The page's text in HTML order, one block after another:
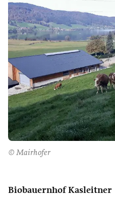
© Mairhofer
Biobauernhof Kasleitner